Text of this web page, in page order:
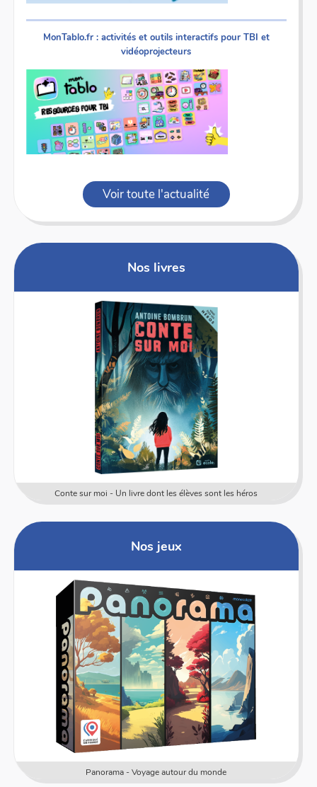
MonTablo.fr : activités et outils interactifs pour TBI et
vidéoprojecteurs
Voir toute l'actualité
Nos livres
Conte sur moi - Un livre dont les élèves sont les héros
Nos jeux
Numericards - Mesure